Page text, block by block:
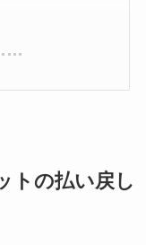
トの払い戻し